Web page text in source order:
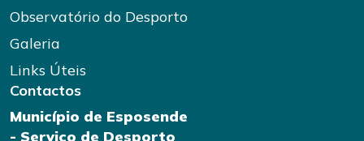
Observatório do Desporto
Galeria
Links Úteis
Contactos
Município de Esposende
- Serviço de Desporto